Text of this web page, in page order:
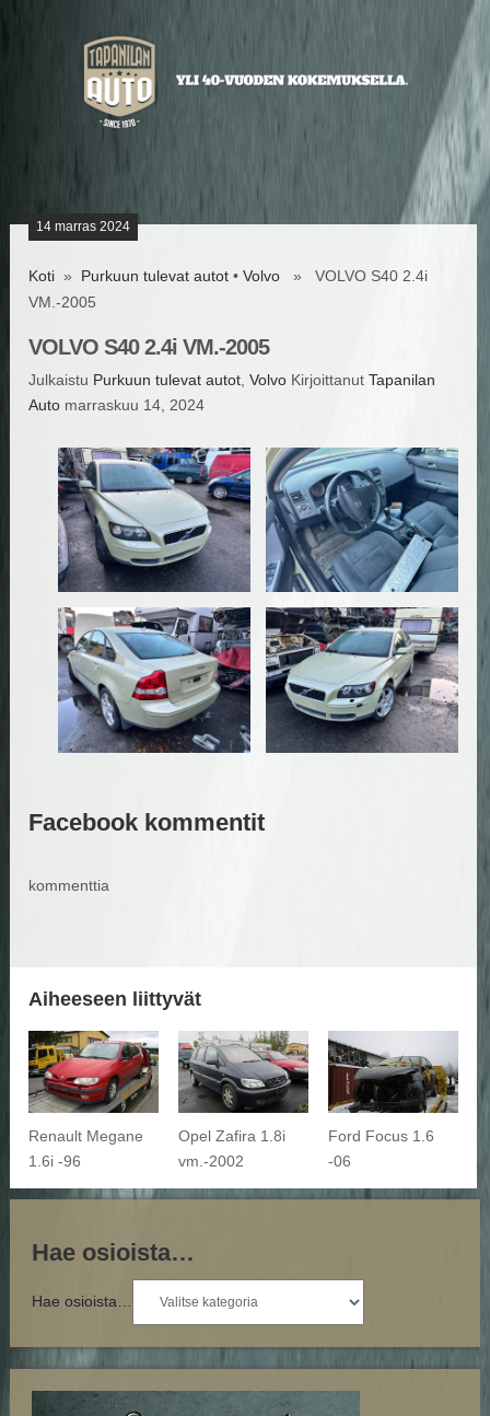
14 marras 2024
Koti » Purkuun tulevat autot •Volvo » VOLVO S40 2.4i
VM.-2005
VOLVO S40 2.4i VM.-2005
Julkaistu Purkuun tulevat autot ,Volvo KirjoittanutTapanilan
Auto marraskuu 14, 2024
Facebook kommentit
kommenttia
Aiheeseen liittyvät
Renault Megane
1.6i -96
Opel Zafira 1.8i
vm.-2002
Ford Focus 1.6
-06
Hae osioista…
Hae osioista…